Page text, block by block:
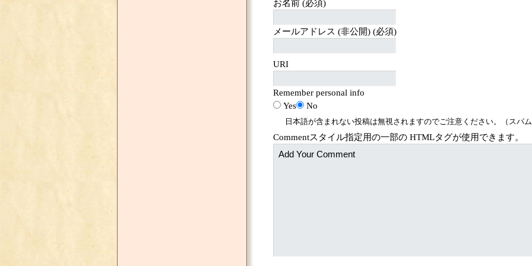
お名前 (必須)
メールアドレス (非公開) (必須)
URI
Remember personal info
Yes
No
日本語が含まれない投稿は無視されますのでご注意ください。（スパ
Commentスタイル指定用の一部の HTMLタグが使用できます。